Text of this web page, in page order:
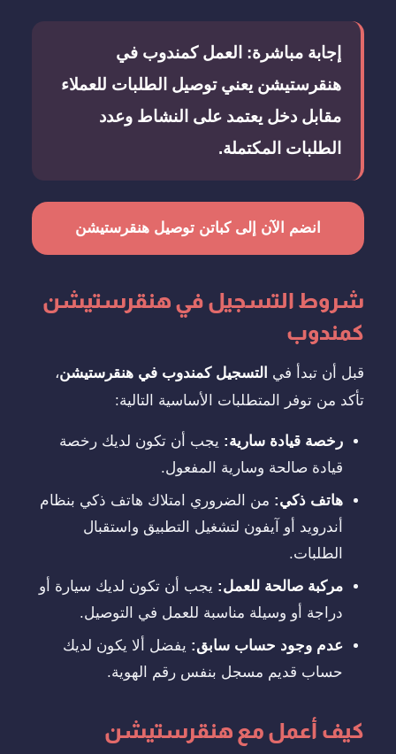
إجابة مباشرة: العمل كمندوب في
هنقرستيشن يعني توصيل الطلبات للعملاء
مقابل دخل يعتمد على النشاط وعدد
الطلبات المكتملة.
انضم الآن إلى كباتن توصيل هنقرستيشن
شروط التسجيل في هنقرستيشن
كمندوب
قبل أن تبدأ في التسجيل كمندوب في هنقرستيشن،
تأكد من توفر المتطلبات الأساسية التالية:
رخصة قيادة سارية: يجب أن تكون لديك رخصة
قيادة صالحة وسارية المفعول.
هاتف ذكي: من الضروري امتلاك هاتف ذكي بنظام
أندرويد أو آيفون لتشغيل التطبيق واستقبال
الطلبات.
مركبة صالحة للعمل: يجب أن تكون لديك سيارة أو
دراجة أو وسيلة مناسبة للعمل في التوصيل.
عدم وجود حساب سابق: يفضل ألا يكون لديك
حساب قديم مسجل بنفس رقم الهوية.
كيف أعمل مع هنقرستيشن